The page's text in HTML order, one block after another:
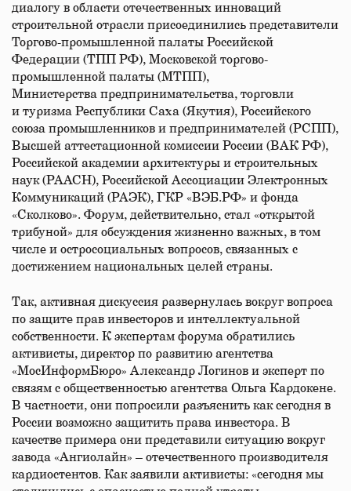
диалогу в области отечественных инноваций
строительной отрасли присоединились представители
Торгово-промышленной палаты Российской
Федерации (ТПП РФ), Московской торгово-
промышленной палаты (МТПП),
Министерства предпринимательства, торговли
и туризма Республики Саха (Якутия), Российского
союза промышленников и предпринимателей (РСПП),
Высшей аттестационной комиссии России (ВАК РФ),
Российской академии архитектуры и строительных
наук (РААСН), Российской Ассоциации Электронных
Коммуникаций (РАЭК), ГКР «ВЭБ.РФ» и фонда
«Сколково». Форум, действительно, стал «открытой
трибуной» для обсуждения жизненно важных, в том
числе и остросоциальных вопросов, связанных с
достижением национальных целей страны.
Так, активная дискуссия развернулась вокруг вопроса
по защите прав инвесторов и интеллектуальной
собственности. К экспертам форума обратились
активисты, директор по развитию агентства
«МосИнформБюро» Александр Логинов и эксперт по
связям с общественностью агентства Ольга Кардокене.
В частности, они попросили разъяснить как сегодня в
России возможно защитить права инвестора. В
качестве примера они представили ситуацию вокруг
завода «Ангиолайн» – отечественного производителя
кардиостентов. Как заявили активисты: «сегодня мы